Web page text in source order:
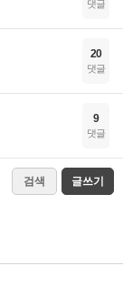
댓글
20
댓글
9
댓글
검색 글쓰기